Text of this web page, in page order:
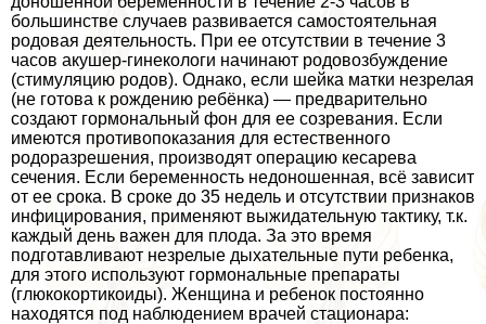
большинстве случаев развивается самостоятельная
родовая деятельность. При ее отсутствии в течение 3
часов акушер-гинекологи начинают родовозбуждение
(стимуляцию родов). Однако, если шейка матки незрелая
(не готова к рождению ребёнка) — предварительно
создают гормональный фон для ее созревания. Если
имеются противопоказания для естественного
родоразрешения, производят операцию кесарева
сечения. Если беременность недоношенная, всё зависит
от ее срока. В сроке до 35 недель и отсутствии признаков
инфицирования, применяют выжидательную тактику, т.к.
каждый день важен для плода. За это время
подготавливают незрелые дыхательные пути ребенка,
для этого используют гормональные препараты
(глюкокортикоиды). Женщина и ребенок постоянно
находятся под наблюдением врачей стационара: